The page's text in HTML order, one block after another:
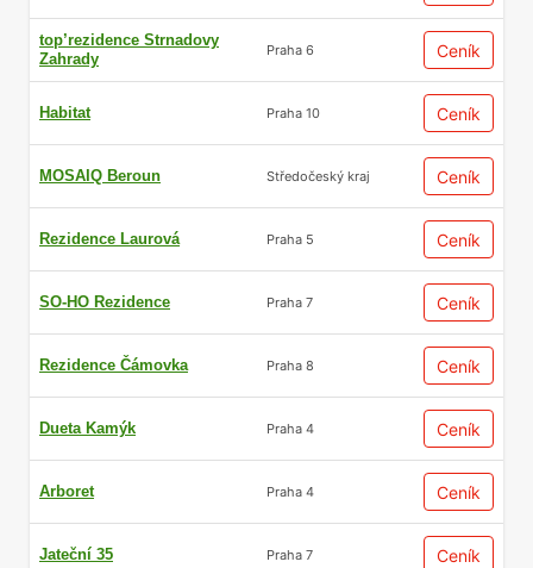
top’rezidence Strnadovy
Zahrady
Praha 6 Ceník
Habitat Praha 10 Ceník
MOSAIQ Beroun Středočeský kraj Ceník
Rezidence Laurová Praha 5 Ceník
SO-HO Rezidence Praha 7 Ceník
Rezidence Čámovka Praha 8 Ceník
Dueta Kamýk Praha 4 Ceník
Arboret Praha 4 Ceník
Jateční 35 Praha 7 Ceník